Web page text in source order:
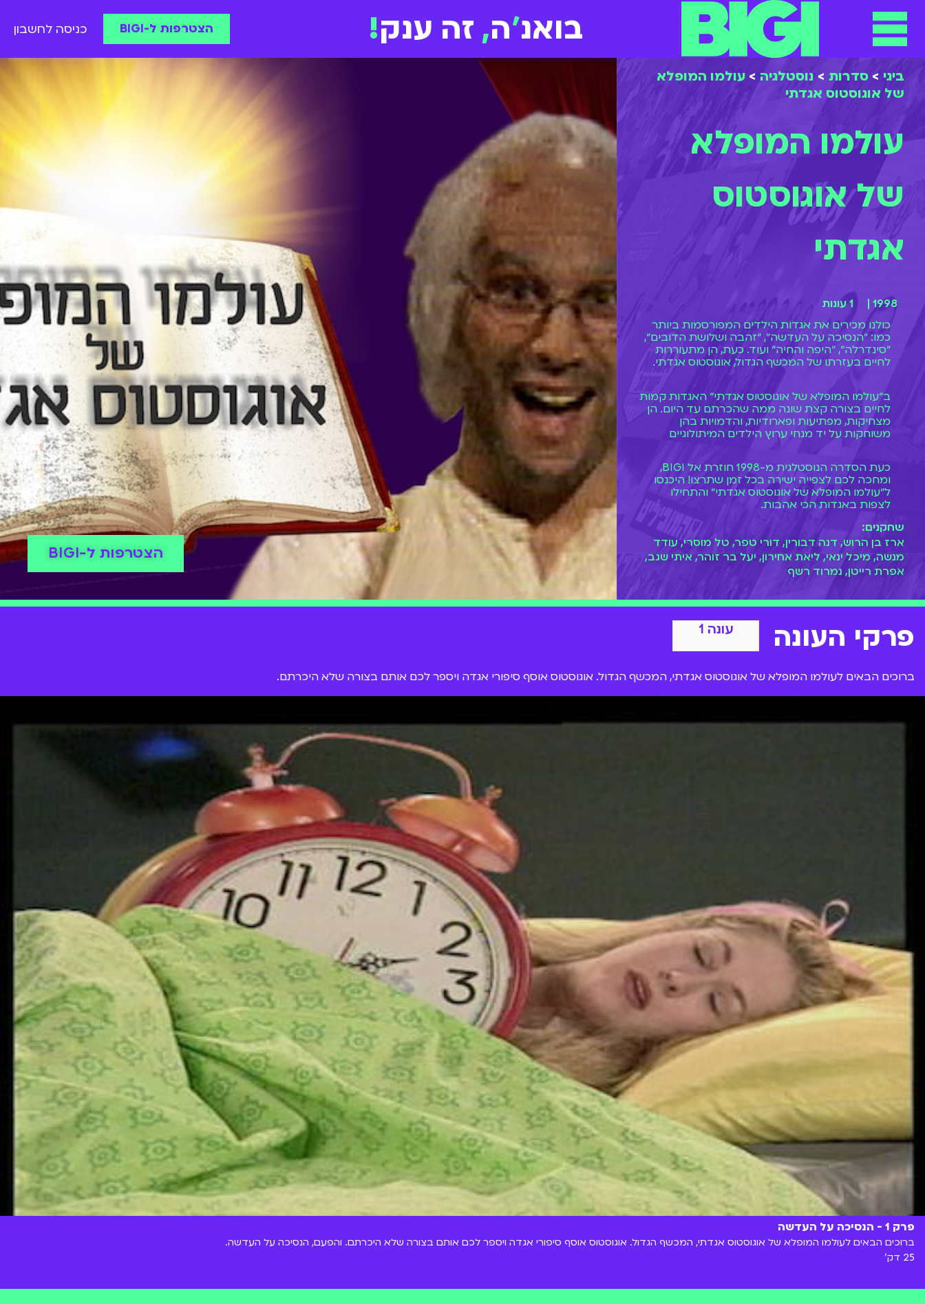
לתוכן
תפריט בואנ'ה, זה ענק! הצטרפות ל-BIGI כניסה לחשבון
ביגי > סדרות > נוסטלגיה > עולמו המופלא
של אוגוסטוס אגדתי
עולמו המופלא
של אוגוסטוס
אגדתי
1998 |
1 עונות
כולנו מכירים את אגדות הילדים המפורסמות ביותר
כמו: ״הנסיכה על העדשה״, ״זהבה ושלושת הדובים״,
״סינדרלה״, ״היפה והחיה״ ועוד. כעת, הן מתעוררות
לחיים בעזרתו של המכשף הגדול, אוגוסטוס אגדתי.
ב״עולמו המופלא של אוגוסטוס אגדתי״ האגדות קמות
לחיים בצורה קצת שונה ממה שהכרתם עד היום. הן
מצחיקות, מפתיעות ופארודיות, והדמויות בהן
משוחקות על יד מנחי ערוץ הילדים המיתולוגיים
כעת הסדרה הנוסטלגית מ-1998 חוזרת אל BIGI,
ומחכה לכם לצפייה ישירה בכל זמן שתרצו! היכנסו
ל״עולמו המופלא של אוגוסטוס אגדתי״ והתחילו
לצפות באגדות הכי אהבות.
שחקנים:
ארז בן הרוש, דנה דבורין, דורי טפר, טל מוסרי, עודד
מנשה, מיכל ינאי, ליאת אחירון, יעל בר זוהר, איתי שגב,
אפרת רייטן, נמרוד רשף
הצטרפות ל-BIGI
פרקי העונה עונה 1
ברוכים הבאים לעולמו המופלא של אוגוסטוס אגדתי, המכשף הגדול. אוגוסטוס אוסף סיפורי אגדה ויספר לכם אותם בצורה שלא היכרתם.
פרק 1 - הנסיכה על העדשה
ברוכים הבאים לעולמו המופלא של אוגוסטוס אגדתי, המכשף הגדול. אוגוסטוס אוסף סיפורי אגדה ויספר לכם אותם בצורה שלא היכרתם. והפעם, הנסיכה על העדשה.
25 דק'